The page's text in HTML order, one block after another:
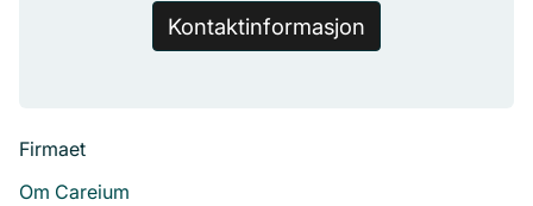
Firmaet
Om Careium
Kontaktinformasjon